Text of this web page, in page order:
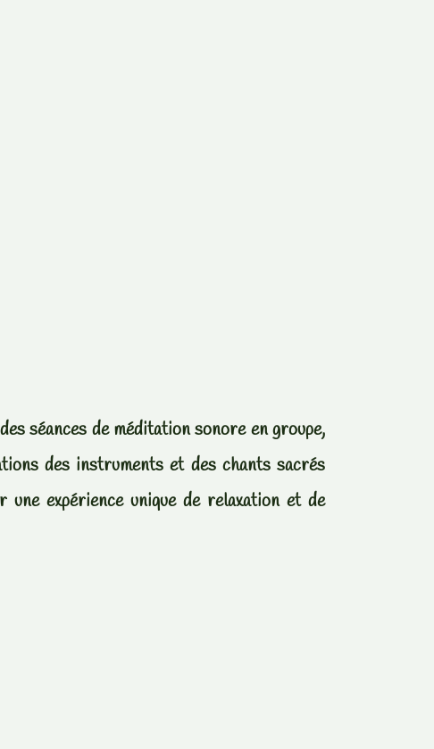
séances de méditation sonore en groupe,
des instruments et des chants sacrés
une expérience unique de relaxation et de